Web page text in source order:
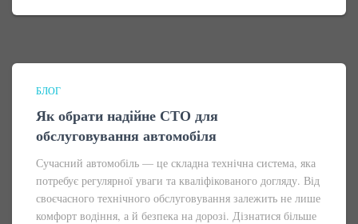
БЛОГ
Як обрати надійне СТО для
обслуговування автомобіля
Сучасний автомобіль — це складна технічна система, яка
потребує регулярної уваги та кваліфікованого догляду. Від
своєчасного технічного обслуговування залежить не лише
комфорт водіння, а й безпека на дорозі. Дізнатися більше